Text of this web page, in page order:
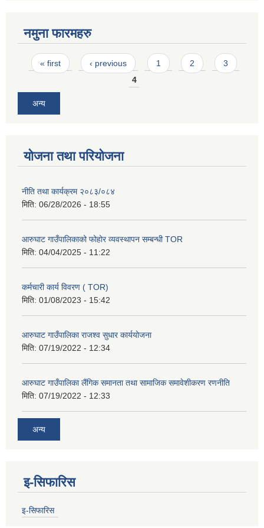
नमुना फारमहरु
Pages
« first ‹ previous 1 2
3
4
अन्य
योजना तथा परियोजना
नीति तथा कार्यक्रम २०८३/०८४
मिति: 06/28/2026 - 18:55
आरुघाट गाउँपालिकाको फोहोर व्यवस्थापन सम्बन्धी TOR
मिति: 04/04/2025 - 11:22
कर्मचारी कार्य विवरण ( TOR)
मिति: 01/08/2023 - 15:42
आरुघाट गाउँपालिका राजश्व सुधार कार्ययोजना
मिति: 07/19/2022 - 12:34
आरुघाट गाउँपालिका लैंगिक समानता तथा सामाजिक समावेशीकरण रणनीति
मिति: 07/19/2022 - 12:33
अन्य
इ-सिफारिस
इ-सिफारिस